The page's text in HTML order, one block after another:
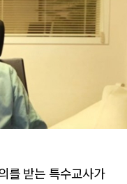
를 받는 특수교사가